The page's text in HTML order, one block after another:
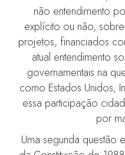
não entendimento
explícito ou não,
projetos, financiados
atual entendimento
governamentais na
como Estados Unidos,
essa participação
por
Uma segunda questão